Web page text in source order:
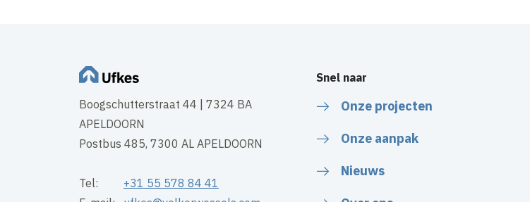
Boogschutterstraat 44 | 7324 BA
APELDOORN
Postbus 485, 7300 AL APELDOORN
Tel: +31 55 578 84 41
Snel naar
Onze projecten
Onze aanpak
Nieuws